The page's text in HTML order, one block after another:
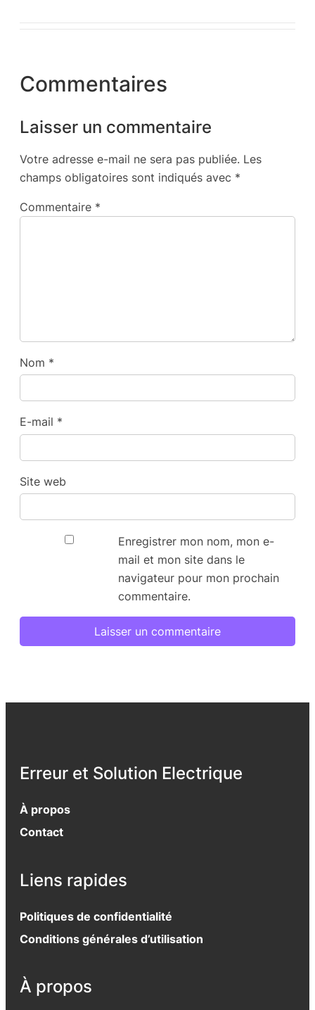
Commentaires
Laisser un commentaire
Votre adresse e-mail ne sera pas publiée. Les
champs obligatoires sont indiqués avec *
Commentaire *
Nom *
E-mail *
Site web
Enregistrer mon nom, mon e-
mail et mon site dans le
navigateur pour mon prochain
commentaire.
Erreur et Solution Electrique
À propos
Contact
Liens rapides
Politiques de confidentialité
Conditions générales d’utilisation
À propos